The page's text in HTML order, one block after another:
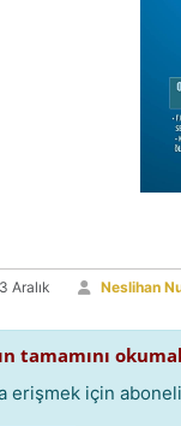
Aralık Neslihan
tamamını
erişmek için